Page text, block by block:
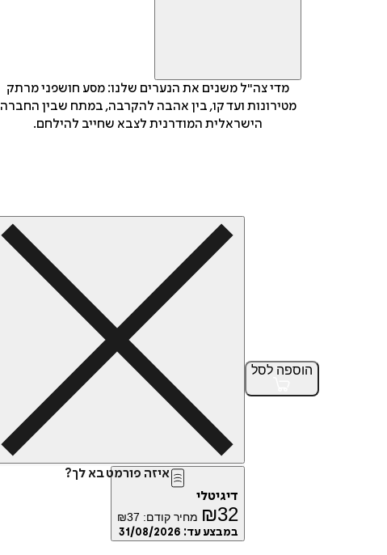
מדי צה"ל משנים את הנערים שלנו: מסע חושפני מרתק
מטירונות ועד קו, בין אהבה להקרבה, במתח שבין החברה
הישראלית המודרנית לצבא שחייב להילחם.
הוספה לסל
איזה פורמט בא לך?
דיגיטלי
₪32 מחיר קודם: ₪37
במבצע עד: 31/08/2026